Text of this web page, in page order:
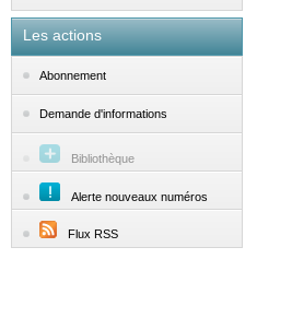
Les actions
Abonnement
Demande d'informations
Bibliothèque
Alerte nouveaux numéros
Flux RSS